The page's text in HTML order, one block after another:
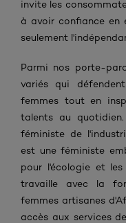
invite les
à avoir confiance en
seulement
Parmi nos porte-
variés qui
femmes tout en
talents au quotidien.
féministe de
est uneféministe
pour l'écologie et
travaille avec la
femmes artisanes
accès aux services